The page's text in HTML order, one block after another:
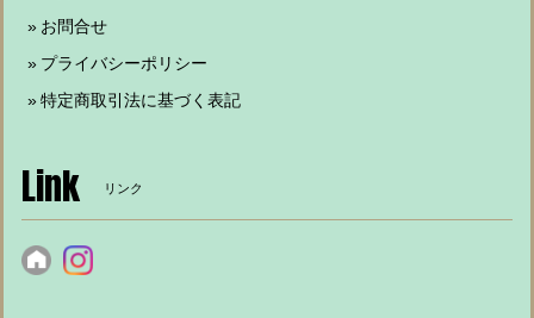
お問合せ
プライバシーポリシー
特定商取引法に基づく表記
Link リンク